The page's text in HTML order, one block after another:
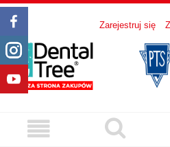
Zarejestruj się